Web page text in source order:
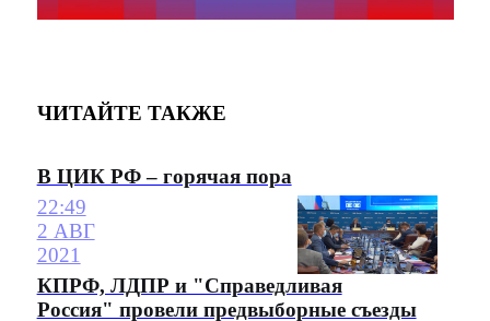
ЧИТАЙТЕ ТАКЖЕ
В ЦИК РФ – горячая пора
22:49
2 АВГ
2021
КПРФ, ЛДПР и "Справедливая
Россия" провели предвыборные съезды